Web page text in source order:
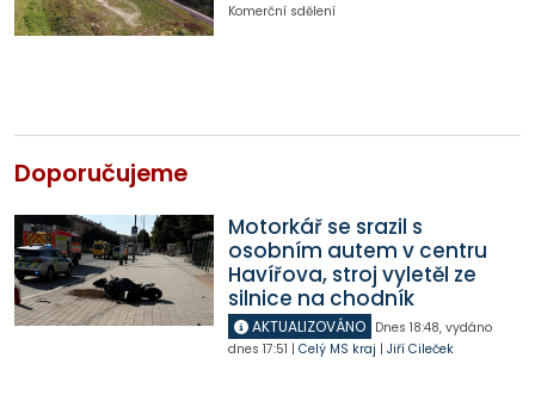
Komerční sdělení
Doporučujeme
Motorkář se srazil s
osobním autem v centru
Havířova, stroj vyletěl ze
silnice na chodník
AKTUALIZOVÁNO Dnes 18:48, vydáno
dnes 17:51 | Celý MS kraj | Jiří Cileček